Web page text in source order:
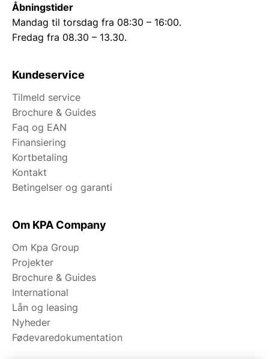
Åbningstider
Mandag til torsdag fra 08:30 – 16:00.
Fredag fra 08.30 – 13.30.
Kundeservice
Tilmeld service
Brochure & Guides
Faq og EAN
Finansiering
Kortbetaling
Kontakt
Betingelser og garanti
Om KPA Company
Om Kpa Group
Projekter
Brochure & Guides
International
Lån og leasing
Nyheder
Fødevaredokumentation